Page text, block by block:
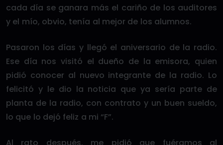
cada día se ganara más el cariño de los auditores
y el mío, obvio, tenía al mejor de los alumnos.
Pasaron los días y llegó el aniversario de la radio.
Ese día nos visitó el dueño de la emisora, quien
pidió conocer al nuevo integrante de la radio. Lo
felicitó y le dio la noticia que ya sería parte de
planta de la radio, con contrato y un buen sueldo,
lo que lo dejó feliz a mi “F”.